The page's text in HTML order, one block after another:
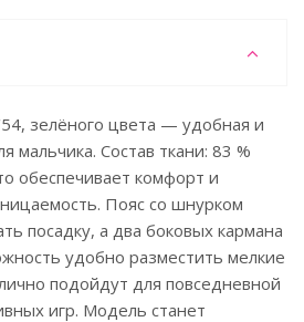
зелёного цвета — удобная и
мальчика. Состав ткани: 83 %
обеспечивает комфорт и
Пояс со шнурком
посадку, а два боковых кармана
удобно разместить мелкие
подойдут для повседневной
игр. Модель станет